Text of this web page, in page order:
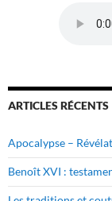
ARTICLES RÉCENTS
Apocalypse –
Benoît XVI :